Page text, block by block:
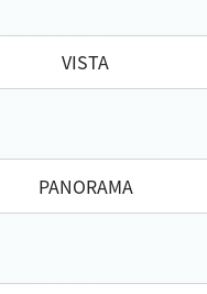
VISTA
PANORAMA